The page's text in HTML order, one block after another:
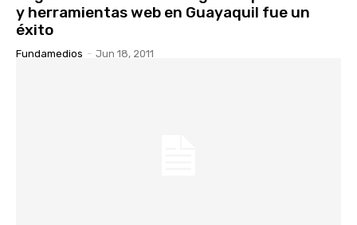
y herramientas web en Guayaquil fue un
éxito
Fundamedios - Jun 18, 2011